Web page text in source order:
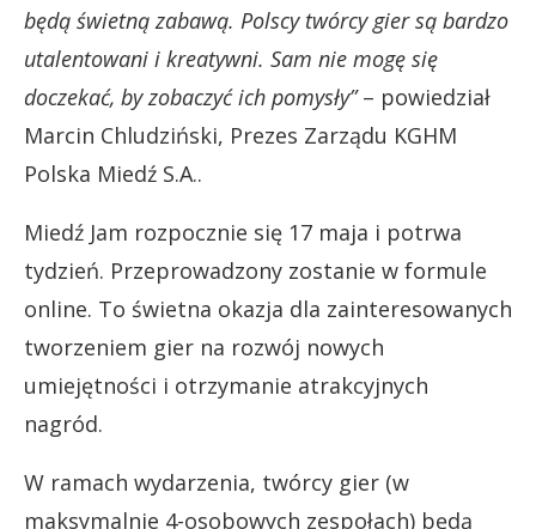
będą świetną zabawą. Polscy twórcy gier są bardzo
utalentowani i kreatywni. Sam nie mogę się
doczekać, by zobaczyć ich pomysły”– powiedział
Marcin Chludziński, Prezes Zarządu KGHM
Polska Miedź S.A..
Miedź Jam rozpocznie się 17 maja i potrwa
tydzień. Przeprowadzony zostanie w formule
online. To świetna okazja dla zainteresowanych
tworzeniem gier na rozwój nowych
umiejętności i otrzymanie atrakcyjnych
nagród.
W ramach wydarzenia, twórcy gier (w
maksymalnie 4-osobowych zespołach) będą